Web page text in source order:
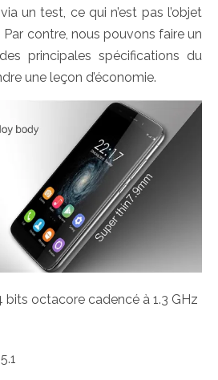
un test, ce qui n’est pas l’objet
Par contre, nous pouvons faire un
principales spécifications du
une leçon d’économie.
bits octacore cadencé à 1.3 GHz